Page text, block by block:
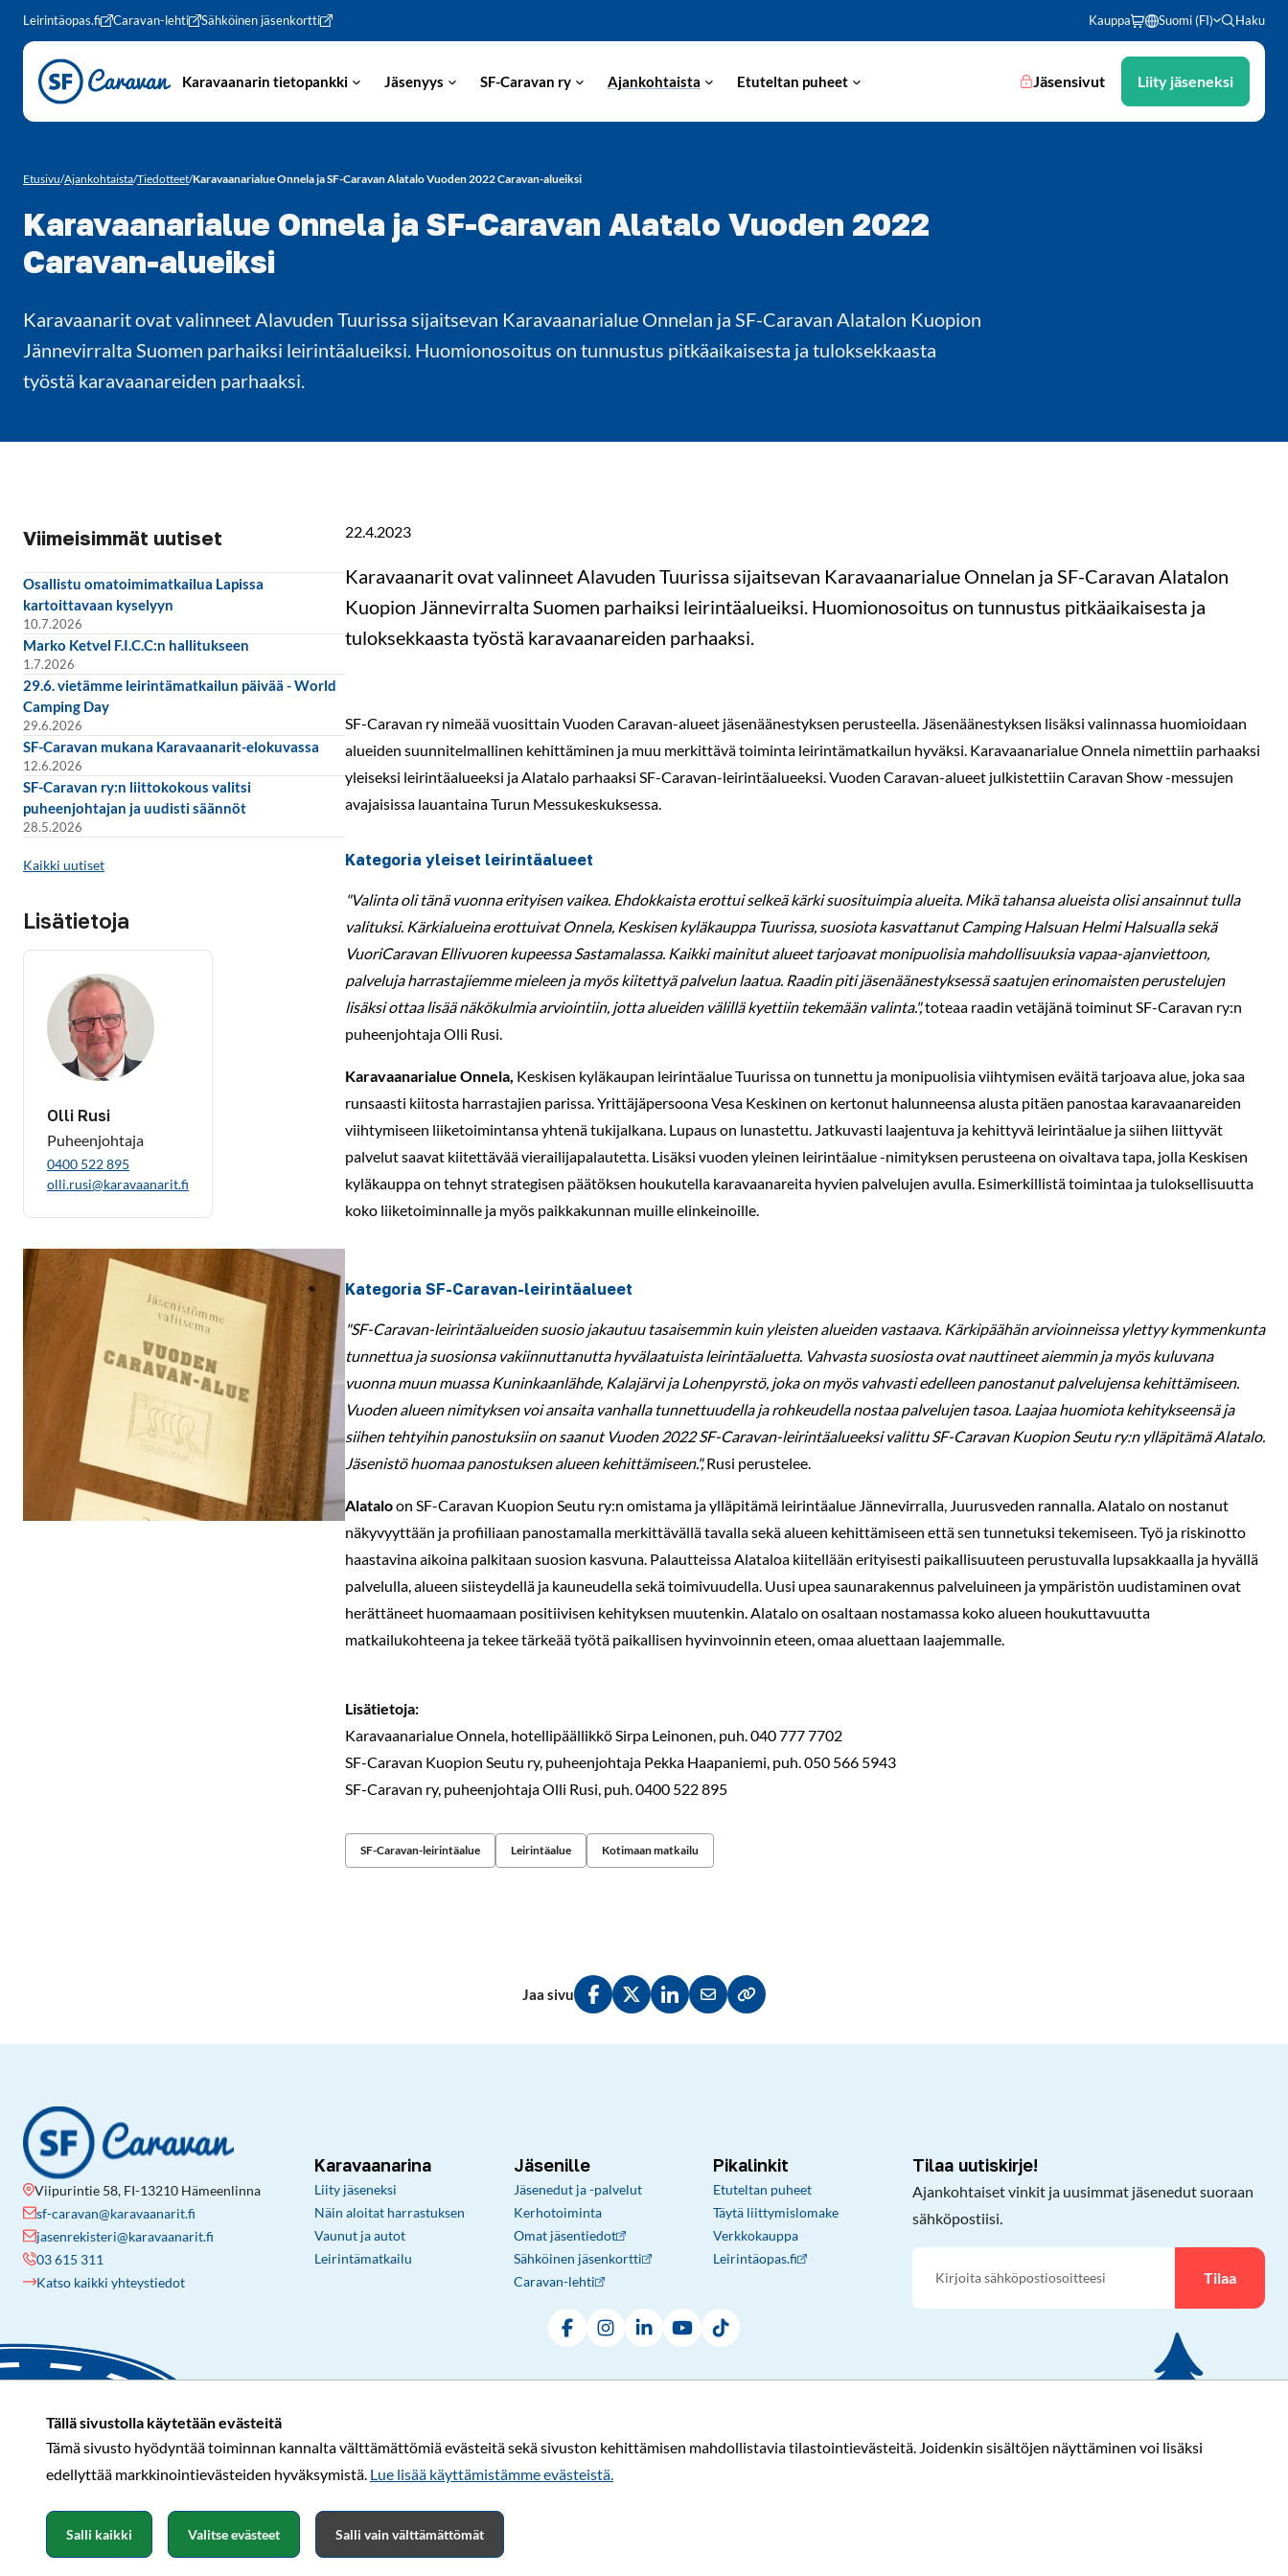
Tällä sivustolla käytetään evästeitä
Tämä sivusto hyödyntää toiminnan kannalta välttämättömiä evästeitä sekä sivuston kehittämisen mahdollistavia tilastointievästeitä. Joidenkin sisältöjen näyttäminen voi lisäksi
edellyttää markkinointievästeiden hyväksymistä. Lue lisää käyttämistämme evästeistä.​​​​​​
Salli kaikki Salli vain välttämättömät
Valitse evästeet
Siirry sivun sisältöön
Leirintäopas.fi Caravan-lehti Sähköinen jäsenkortti Kauppa Suomi (FI) Haku
Karavaanarin tietopankki Jäsenyys SF-Caravan ry Ajankohtaista Etuteltan puheet Jäsensivut Liity jäseneksi
Etusivu/Ajankohtaista/Tiedotteet/Karavaanarialue Onnela ja SF-Caravan Alatalo Vuoden 2022 Caravan-alueiksi
Karavaanarialue Onnela ja SF-Caravan Alatalo Vuoden 2022
Caravan-alueiksi
Karavaanarit ovat valinneet Alavuden Tuurissa sijaitsevan Karavaanarialue Onnelan ja SF-Caravan Alatalon Kuopion
Jännevirralta Suomen parhaiksi leirintäalueiksi. Huomionosoitus on tunnustus pitkäaikaisesta ja tuloksekkaasta
työstä karavaanareiden parhaaksi.
22.4.2023
Karavaanarit ovat valinneet Alavuden Tuurissa sijaitsevan Karavaanarialue Onnelan ja SF-Caravan Alatalon
Kuopion Jännevirralta Suomen parhaiksi leirintäalueiksi. Huomionosoitus on tunnustus pitkäaikaisesta ja
tuloksekkaasta työstä karavaanareiden parhaaksi.
SF-Caravan ry nimeää vuosittain Vuoden Caravan-alueet jäsenäänestyksen perusteella. Jäsenäänestyksen lisäksi valinnassa huomioidaan
alueiden suunnitelmallinen kehittäminen ja muu merkittävä toiminta leirintämatkailun hyväksi. Karavaanarialue Onnela nimettiin parhaaksi
yleiseksi leirintäalueeksi ja Alatalo parhaaksi SF-Caravan-leirintäalueeksi. Vuoden Caravan-alueet julkistettiin Caravan Show -messujen
avajaisissa lauantaina Turun Messukeskuksessa.
Kategoria yleiset leirintäalueet
"Valinta oli tänä vuonna erityisen vaikea. Ehdokkaista erottui selkeä kärki suosituimpia alueita. Mikä tahansa alueista olisi ansainnut tulla
valituksi. Kärkialueina erottuivat Onnela, Keskisen kyläkauppa Tuurissa, suosiota kasvattanut Camping Halsuan Helmi Halsualla sekä
VuoriCaravan Ellivuoren kupeessa Sastamalassa. Kaikki mainitut alueet tarjoavat monipuolisia mahdollisuuksia vapaa-ajanviettoon,
palveluja harrastajiemme mieleen ja myös kiitettyä palvelun laatua. Raadin piti jäsenäänestyksessä saatujen erinomaisten perustelujen
lisäksi ottaa lisää näkökulmia arviointiin, jotta alueiden välillä kyettiin tekemään valinta.",toteaa raadin vetäjänä toiminut SF-Caravan ry:n
puheenjohtaja Olli Rusi.
Karavaanarialue Onnela, Keskisen kyläkaupan leirintäalue Tuurissa on tunnettu ja monipuolisia viihtymisen eväitä tarjoava alue, joka saa
runsaasti kiitosta harrastajien parissa. Yrittäjäpersoona Vesa Keskinen on kertonut halunneensa alusta pitäen panostaa karavaanareiden
viihtymiseen liiketoimintansa yhtenä tukijalkana. Lupaus on lunastettu. Jatkuvasti laajentuva ja kehittyvä leirintäalue ja siihen liittyvät
palvelut saavat kiitettävää vierailijapalautetta. Lisäksi vuoden yleinen leirintäalue -nimityksen perusteena on oivaltava tapa, jolla Keskisen
kyläkauppa on tehnyt strategisen päätöksen houkutella karavaanareita hyvien palvelujen avulla. Esimerkillistä toimintaa ja tuloksellisuutta
koko liiketoiminnalle ja myös paikkakunnan muille elinkeinoille.
Kategoria SF-Caravan-leirintäalueet
"SF-Caravan-leirintäalueiden suosio jakautuu tasaisemmin kuin yleisten alueiden vastaava. Kärkipäähän arvioinneissa ylettyy kymmenkunta
tunnettua ja suosionsa vakiinnuttanutta hyvälaatuista leirintäaluetta. Vahvasta suosiosta ovat nauttineet aiemmin ja myös kuluvana
vuonna muun muassa Kuninkaanlähde, Kalajärvi ja Lohenpyrstö, joka on myös vahvasti edelleen panostanut palvelujensa kehittämiseen.
Vuoden alueen nimityksen voi ansaita vanhalla tunnettuudella ja rohkeudella nostaa palvelujen tasoa. Laajaa huomiota kehitykseensä ja
siihen tehtyihin panostuksiin on saanut Vuoden 2022 SF-Caravan-leirintäalueeksi valittu SF-Caravan Kuopion Seutu ry:n ylläpitämä Alatalo.
Jäsenistö huomaa panostuksen alueen kehittämiseen.",Rusi perustelee.
Alataloon SF-Caravan Kuopion Seutu ry:n omistama ja ylläpitämä leirintäalue Jännevirralla, Juurusveden rannalla. Alatalo on nostanut
näkyvyyttään ja profiiliaan panostamalla merkittävällä tavalla sekä alueen kehittämiseen että sen tunnetuksi tekemiseen. Työ ja riskinotto
haastavina aikoina palkitaan suosion kasvuna. Palautteissa Alataloa kiitellään erityisesti paikallisuuteen perustuvalla lupsakkaalla ja hyvällä
palvelulla, alueen siisteydellä ja kauneudella sekä toimivuudella. Uusi upea saunarakennus palveluineen ja ympäristön uudistaminen ovat
herättäneet huomaamaan positiivisen kehityksen muutenkin. Alatalo on osaltaan nostamassa koko alueen houkuttavuutta
matkailukohteena ja tekee tärkeää työtä paikallisen hyvinvoinnin eteen, omaa aluettaan laajemmalle.
Lisätietoja:
Karavaanarialue Onnela, hotellipäällikkö Sirpa Leinonen, puh. 040 777 7702
SF-Caravan Kuopion Seutu ry, puheenjohtaja Pekka Haapaniemi, puh. 050 566 5943
SF-Caravan ry, puheenjohtaja Olli Rusi, puh. 0400 522 895
SF-Caravan-leirintäalue Leirintäalue Kotimaan matkailu
Viimeisimmät uutiset
Osallistu omatoimimatkailua Lapissa
kartoittavaan kyselyyn
10.7.2026
Marko Ketvel F.I.C.C:n hallitukseen
1.7.2026
29.6. vietämme leirintämatkailun päivää - World
Camping Day
29.6.2026
SF-Caravan mukana Karavaanarit-elokuvassa
12.6.2026
SF-Caravan ry:n liittokokous valitsi
puheenjohtajan ja uudisti säännöt
28.5.2026
Kaikki uutiset
Lisätietoja
Olli Rusi
Puheenjohtaja
0400 522 895
olli.rusi@karavaanarit.fi
Jaa sivu
Jaa Facebookissa
Jaa Twitterissä
Jaa LinkedInissä
Jaa sähköpostitse
Kopioi linkki leikepöydälle
Viipurintie 58, FI-13210 Hämeenlinna
sf-caravan@karavaanarit.fi
jasenrekisteri@karavaanarit.fi
03 615 311
Katso kaikki yhteystiedot
Karavaanarina
Liity jäseneksi
Näin aloitat harrastuksen
Vaunut ja autot
Leirintämatkailu
Jäsenille
Jäsenedut ja -palvelut
Kerhotoiminta
Omat jäsentiedot
Sähköinen jäsenkortti
Caravan-lehti
Pikalinkit
Etuteltan puheet
Täytä liittymislomake
Verkkokauppa
Leirintäopas.fi
Tilaa uutiskirje!
Ajankohtaiset vinkit ja uusimmat jäsenedut suoraan
sähköpostiisi.
Tilaa
FacebookInstagramLinkedInYouTubeTikTok
© Karavaanarit 2026